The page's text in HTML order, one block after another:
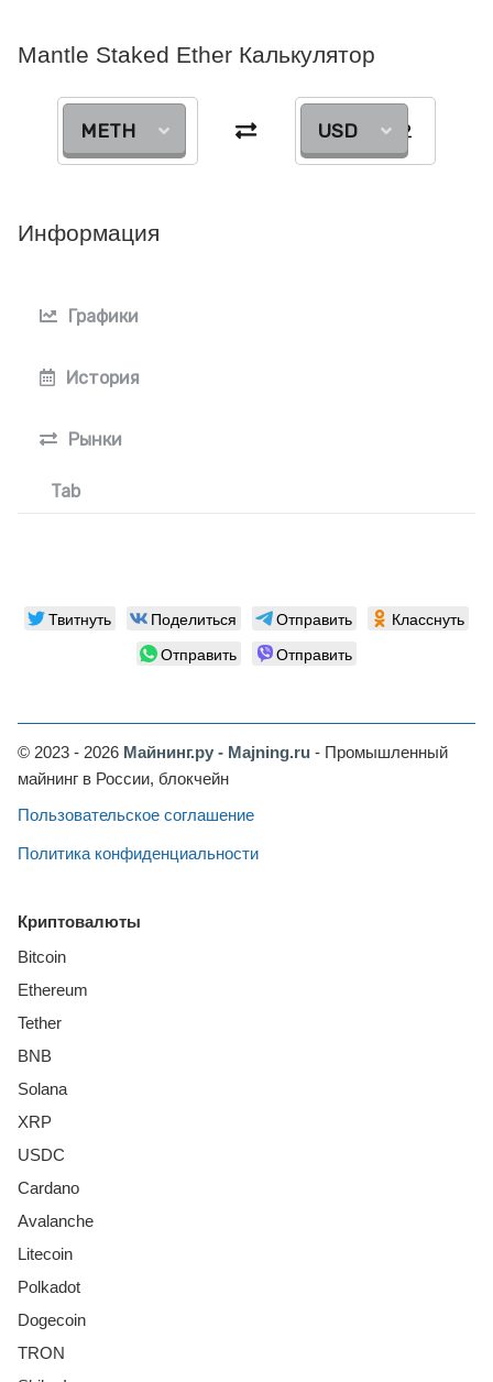
Mantle Staked Ether Калькулятор
METH USD
Информация
Графики
История
Рынки
Tab
Твитнуть Поделиться Отправить
Класснуть
Отправить
Отправить
© 2023 - 2026 Майнинг.ру - Majning.ru - Промышленный
майнинг в России, блокчейн
Пользовательское соглашение
Политика конфиденциальности
Криптовалюты
Bitcoin
Ethereum
Tether
BNB
Solana
XRP
USDC
Cardano
Avalanche
Litecoin
Polkadot
Dogecoin
TRON